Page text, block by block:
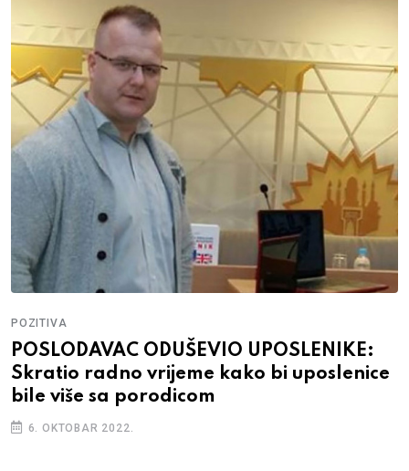
POZITIVA
POSLODAVAC ODUŠEVIO UPOSLENIKE:
Skratio radno vrijeme kako bi uposlenice
bile više sa porodicom
6. OKTOBAR 2022.